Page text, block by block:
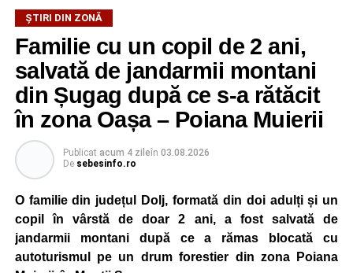
La ediția din acest an au participat peste 200 de cadre
didactice din întreaga țară. Printre participanți s-au aflat
profesori debutanți, profesori cu experiență, inspectori
școlari, directori de școli, consilieri școlari, educatori și
învățători, reprezentând aproape toate disciplinele din
sistemul de învățământ.
Participare, consens și asumare în școală
Tema ediției din acest an a pornit de la convingerea că
importante resurse: experiența profesorilor. Provocarea nu
este lipsa ideilor, ci identificarea unor contexte în care
acestea să poată fi ascultate, validate și transformate în
proiecte comune.
ȘTIRI DIN ZONĂ
Familie cu un copil de 2 ani,
salvată de jandarmii montani
din Șugag după ce s-a rătăcit
în zona Oașa – Poiana Muierii
Publicat acum 4 zileîn 03.08.2026
De sebesinfo.ro
O familie din județul Dolj, formată din doi adulți și un
copil în vârstă de doar 2 ani, a fost salvată de
jandarmii montani după ce a rămas blocată cu
autoturismul pe un drum forestier din zona Poiana